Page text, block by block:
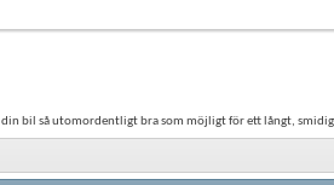
din bil så utomordentligt bra som möjligt för ett långt,